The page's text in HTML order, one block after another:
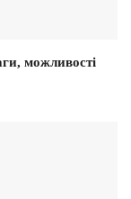
можливості